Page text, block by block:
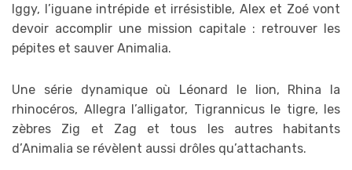
Iggy, l’iguane intrépide et irrésistible, Alex et Zoé vont
devoir accomplir une mission capitale : retrouver les
pépites et sauver Animalia.
Une série dynamique où Léonard le lion, Rhina la
rhinocéros, Allegra l’alligator, Tigrannicus le tigre, les
zèbres Zig et Zag et tous les autres habitants
d’Animalia se révèlent aussi drôles qu’attachants.